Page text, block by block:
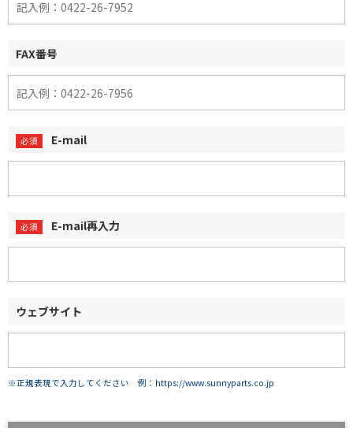
FAX番号
E-mail
E-mail再入力
ウェブサイト
※正規表現で入力してください 例：https://www.sunnyparts.co.jp